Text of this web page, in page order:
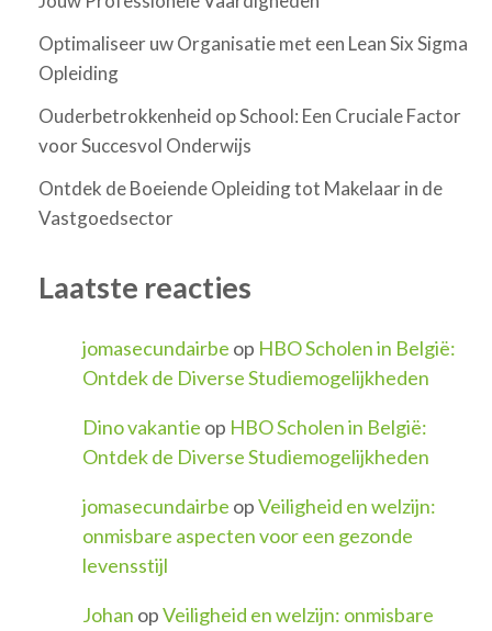
Optimaliseer uw Organisatie met een Lean Six Sigma
Opleiding
Ouderbetrokkenheid op School: Een Cruciale Factor
voor Succesvol Onderwijs
Ontdek de Boeiende Opleiding tot Makelaar in de
Vastgoedsector
Laatste reacties
jomasecundairbe op HBO Scholen in België:
Ontdek de Diverse Studiemogelijkheden
Dino vakantie op HBO Scholen in België:
Ontdek de Diverse Studiemogelijkheden
jomasecundairbe opVeiligheid en welzijn:
onmisbare aspecten voor een gezonde
levensstijl
Johan opVeiligheid en welzijn: onmisbare